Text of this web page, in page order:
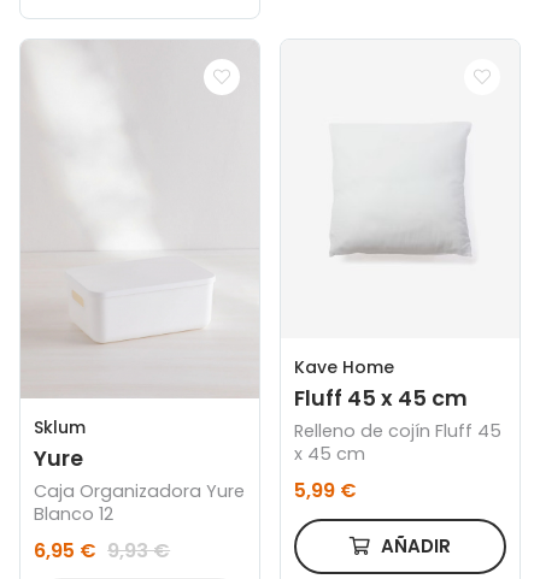
Sklum
Yure
Caja Organizadora Yure
Blanco 12
6,95 € 9,93 €
Kave Home
Fluff 45 x 45 cm
Relleno de cojín Fluff 45
x 45 cm
5,99 €
AÑADIR